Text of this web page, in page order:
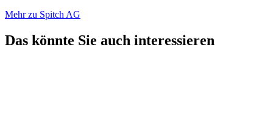
Mehr zu Spitch AG
Das könnte Sie auch interessieren